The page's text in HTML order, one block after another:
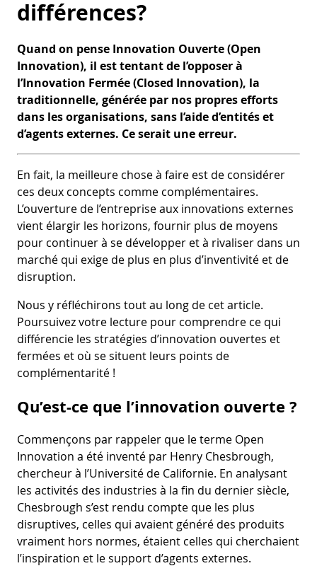
différences?
Quand on pense Innovation Ouverte (Open
Innovation), il est tentant de l’opposer à
l’Innovation Fermée (Closed Innovation), la
traditionnelle, générée par nos propres efforts
dans les organisations, sans l’aide d’entités et
d’agents externes. Ce serait une erreur.
En fait, la meilleure chose à faire est de considérer
ces deux concepts comme complémentaires.
L’ouverture de l’entreprise aux innovations externes
vient élargir les horizons, fournir plus de moyens
pour continuer à se développer et à rivaliser dans un
marché qui exige de plus en plus d’inventivité et de
disruption.
Nous y réfléchirons tout au long de cet article.
Poursuivez votre lecture pour comprendre ce qui
différencie les stratégies d’innovation ouvertes et
fermées et où se situent leurs points de
complémentarité !
Qu’est-ce que l’innovation ouverte ?
Commençons par rappeler que le terme Open
Innovation a été inventé par Henry Chesbrough,
chercheur à l’Université de Californie. En analysant
les activités des industries à la fin du dernier siècle,
Chesbrough s’est rendu compte que les plus
disruptives, celles qui avaient généré des produits
vraiment hors normes, étaient celles qui cherchaient
l’inspiration et le support d’agents externes.